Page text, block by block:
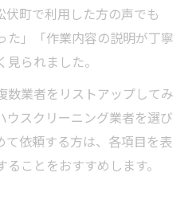
町で利用した方の声でも
た」「作業内容の説明が丁寧
られました。
数業者をリストアップしてみ
ウスクリーニング業者を選び
て依頼する方は、各項目を表
ことをおすすめします。